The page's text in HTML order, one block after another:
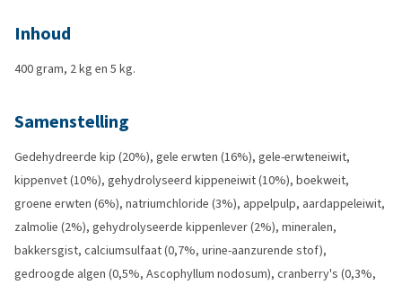
Inhoud
400 gram, 2 kg en 5 kg.
Samenstelling
Gedehydreerde kip (20%), gele erwten (16%), gele-erwteneiwit,
kippenvet (10%), gehydrolyseerd kippeneiwit (10%), boekweit,
groene erwten (6%), natriumchloride (3%), appelpulp, aardappeleiwit,
zalmolie (2%), gehydrolyseerde kippenlever (2%), mineralen,
bakkersgist, calciumsulfaat (0,7%, urine-aanzurende stof),
gedroogde algen (0,5%, Ascophyllum nodosum), cranberry's (0,3%,